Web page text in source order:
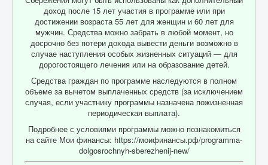
доход после 15 лет участия в программе или при
достижении возраста 55 лет для женщин и 60 лет для
мужчин. Средства можно забрать в любой момент, но
досрочно без потери дохода вывести деньги возможно в
случае наступления особых жизненных ситуаций — для
дорогостоящего лечения или на образование детей.
Средства граждан по программе наследуются в полном
объеме за вычетом выплаченных средств (за исключением
случая, если участнику программы назначена пожизненная
периодическая выплата).
Подробнее с условиями программы можно познакомиться
на сайте Мои финансы: https://моифинансы.рф/programma-
dolgosrochnyh-sberezhenij-new/